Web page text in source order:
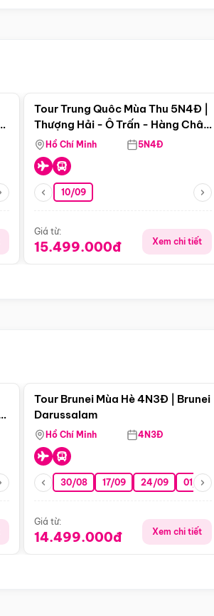
Tour Trung Quôc Mùa Thu 5N4Đ |
Thượng Hải - Ô Trấn - Hàng Châu
(Tour Không Shopping)
Hồ Chí Minh 5N4Đ
10/09
Giá từ:
15.499.000đ Xem chi tiết
Tour Brunei Mùa Hè 4N3Đ | Brunei
Darussalam
Hồ Chí Minh 4N3Đ
30/08 17/09 24/09 01/10
Giá từ:
14.499.000đ Xem chi tiết